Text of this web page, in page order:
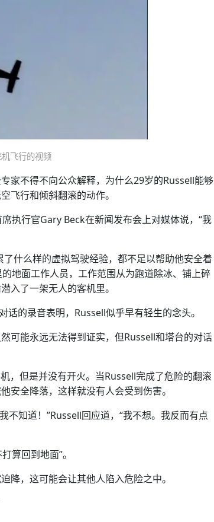
飞行的视频
家不得不向公众解释，为什么29岁的Russell能够
行和倾斜翻滚的动作。
执行官Gary Beck在新闻发布会上对媒体说，“我
什么样的虚拟驾驶经验，都不足以帮助他安全着
地面工作人员，工作范围从为跑道除冰、铺上碎
入了一架无人的客机里。
的录音表明，Russell似乎早有轻生的念头。
能永远无法得到证实，但Russell和塔台的对话
，但是并没有开火。当Russell完成了危险的翻滚
安全降落，这样就没有人会受到伤害。
知道！”Russell回应道，“我不想。我反而有点
算回到地面”。
，这可能会让其他人陷入危险之中。